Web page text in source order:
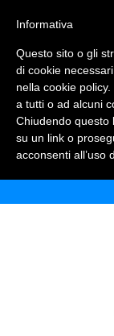
Home
Informativa
Questo sito o gli
di cookie
nella cookie
a tutti o ad alcuni
Chiudendo questo
su un link o
acconsenti all’uso